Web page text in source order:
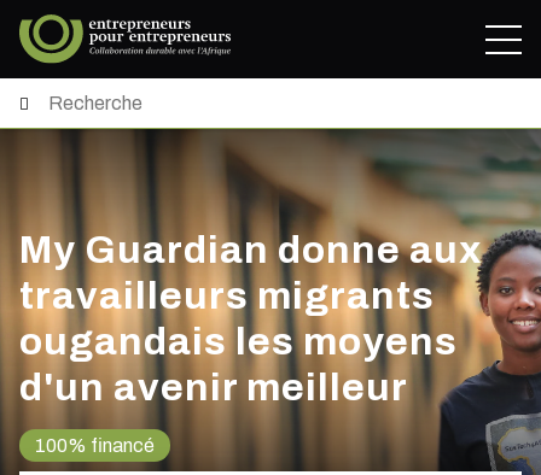
My Guardian donne aux
travailleurs migrants
ougandais les moyens
d'un avenir meilleur
100% financé